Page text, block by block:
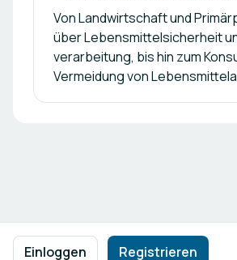
Einloggen Registrieren
Von Landwirtschaft und
über Lebensmittelsicherheit
verarbeitung, bis hin zum
Vermeidung von
Fußzeilennavigation
Nutzungsbedingungen